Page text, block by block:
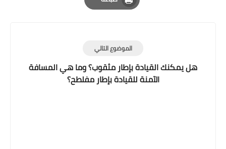
Print
الموضوع التالي
هل يمكنك القيادة بإطار مثقوب؟ وما هي المسافة
الآمنة للقيادة بإطار مفلطح؟